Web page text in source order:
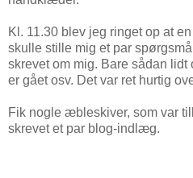
Kl. 11.30 blev jeg ringet op at
skulle stille mig et par
skrevet om mig. Bare sådan lidt
er gået osv. Det var ret hurtig
Fik nogle æbleskiver, som var
skrevet et par blog-indlæg.